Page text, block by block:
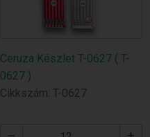
Ceruza Készlet T-0627 ( T-
0627 )
Cikkszám: T-0627